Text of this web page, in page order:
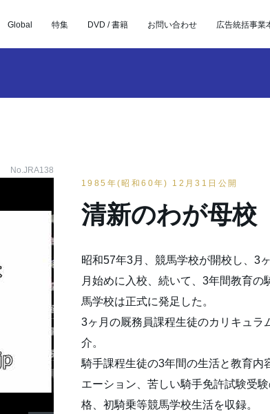
Global 特集 DVD / 書籍 お問い合わせ 広告統括事業
No.JRA138
1985年(昭和60年) 12月31日公開
清新のわが母
昭和57年3月、競馬学校が開校し、3
月始めに入校、続いて、3年間教育の
馬学校は正式に発足した。
3ヶ月の厩務員課程生徒のカリキュラ
介。
騎手課程生徒の3年間の生活と教育内
エーション、苦しい騎手免許試験受
格、初騎乗等競馬学校生活を収録。